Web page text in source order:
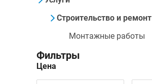
Строительство и ремонт
Монтажные работы
Фильтры
Цена